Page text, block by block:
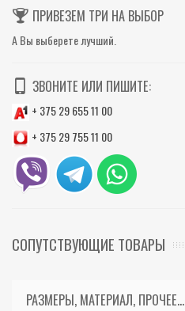
ПРИВЕЗЕМ ТРИ НА ВЫБОР
А Вы выберете лучший.
ЗВОНИТЕ ИЛИ ПИШИТЕ:
+ 375 29 655 11 00
+ 375 29 755 11 00
СОПУТСТВУЮЩИЕ ТОВАРЫ
РАЗМЕРЫ, МАТЕРИАЛ, ПРОЧЕЕ...